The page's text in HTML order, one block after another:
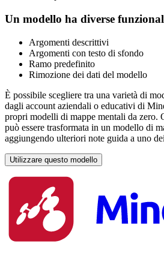
Un modello ha diverse
Argomenti descrittivi
Argomenti con testo di sfondo
Ramo predefinito
Rimozione dei dati del modello
È possibile scegliere tra una varietà di
dagli account aziendali o educativi di
propri modelli di mappe mentali da zero.
può essere trasformata in un modello di
aggiungendo ulteriori note guida a uno
Utilizzare questo modello